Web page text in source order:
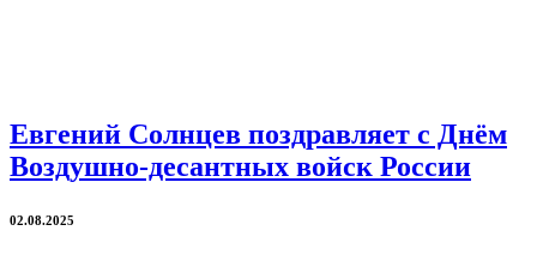
Евгений Солнцев поздравляет с Днём
Воздушно-десантных войск России
02.08.2025